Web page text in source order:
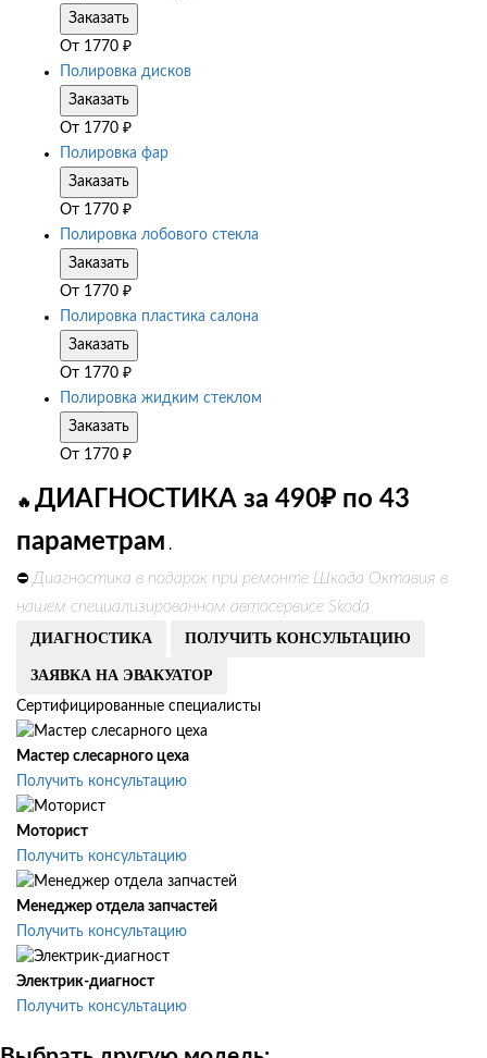
Заказать
От 1770 ₽
Полировка дисков
Заказать
От 1770 ₽
Полировка фар
Заказать
От 1770 ₽
Полировка лобового стекла
Заказать
От 1770 ₽
Полировка пластика салона
Заказать
От 1770 ₽
Полировка жидким стеклом
Заказать
От 1770 ₽
🔥 ДИАГНОСТИКА за 490₽ по 43
параметрам .
⛔ Диагностика в подарок при ремонте Шкода Октавия в
нашем специализированном автосервисе Skoda
ДИАГНОСТИКА ПОЛУЧИТЬ КОНСУЛЬТАЦИЮ
ЗАЯВКА НА ЭВАКУАТОР
Сертифицированные специалисты
Мастер слесарного цеха
Получить консультацию
Моторист
Получить консультацию
Менеджер отдела запчастей
Получить консультацию
Электрик-диагност
Получить консультацию